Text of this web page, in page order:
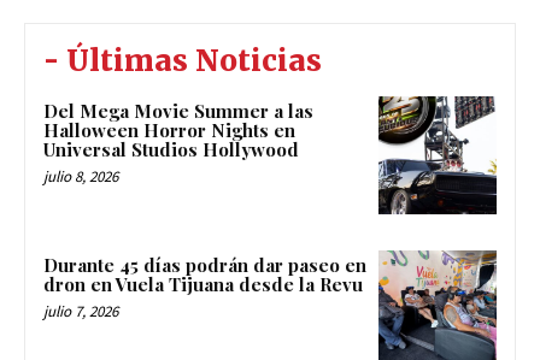
- Últimas Noticias
Del Mega Movie Summer a las
Halloween Horror Nights en
Universal Studios Hollywood
julio 8, 2026
Durante 45 días podrán dar paseo en
dron en Vuela Tijuana desde la Revu
julio 7, 2026